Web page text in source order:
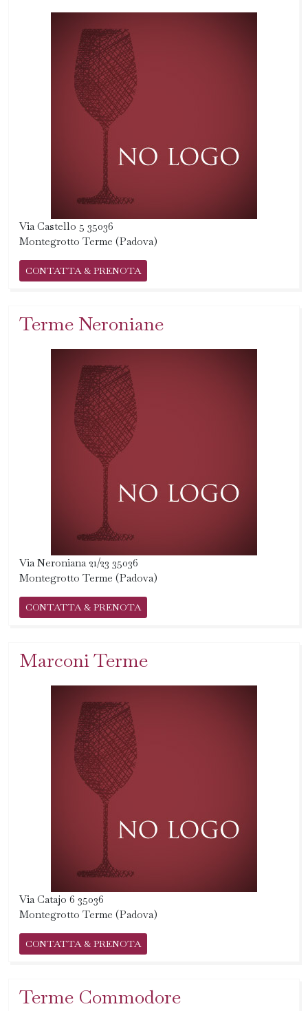
Via Castello 5 35036
Montegrotto Terme (Padova)
CONTATTA & PRENOTA
Terme Neroniane
Via Neroniana 21/23 35036
Montegrotto Terme (Padova)
CONTATTA & PRENOTA
Marconi Terme
Via Catajo 6 35036
Montegrotto Terme (Padova)
CONTATTA & PRENOTA
Terme Commodore